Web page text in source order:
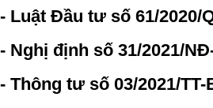
- Luật Đầu tư số 61/2020/
- Nghị định số 31/2021/
- Thông tư số 03/2021/